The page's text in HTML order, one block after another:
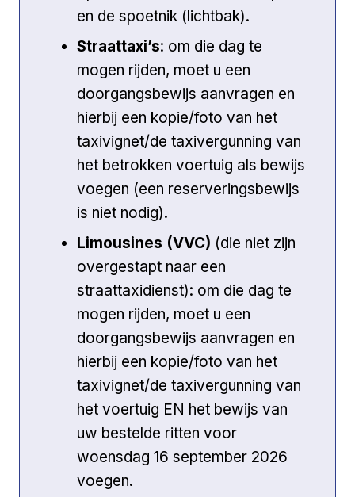
en de spoetnik (lichtbak).
Straattaxi’s: om die dag te
mogen rijden, moet u een
doorgangsbewijs aanvragen en
hierbij een kopie/foto van het
taxivignet/de taxivergunning van
het betrokken voertuig als bewijs
voegen (een reserveringsbewijs
is niet nodig).
Limousines (VVC) (die niet zijn
overgestapt naar een
straattaxidienst): om die dag te
mogen rijden, moet u een
doorgangsbewijs aanvragen en
hierbij een kopie/foto van het
taxivignet/de taxivergunning van
het voertuig EN het bewijs van
uw bestelde ritten voor
woensdag 16 september 2026
voegen.